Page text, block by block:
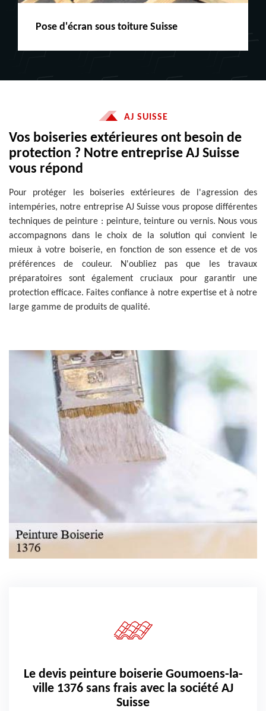
Peinture boiserie LE
AJ SUISSE
Vos boiseries extérieures ont besoin de
protection ? Notre entreprise AJ Suisse
vous répond
Pour protéger les boiseries extérieures de l'agression des
intempéries, notre entreprise AJ Suisse vous propose différentes
techniques de peinture : peinture, teinture ou vernis. Nous vous
accompagnons dans le choix de la solution qui convient le
mieux à votre boiserie, en fonction de son essence et de vos
préférences de couleur. N'oubliez pas que les travaux
préparatoires sont également cruciaux pour garantir une
protection efficace. Faites confiance à notre expertise et à notre
large gamme de produits de qualité.
Le devis peinture boiserie Goumoens-la-
ville 1376 sans frais avec la société AJ
Suisse